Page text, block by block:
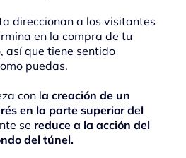
direccionan a los visitantes
en la compra de tu
así que tiene sentido
puedas.
con la creación de un
en la parte superior del
se reduce a la acción del
del túnel.